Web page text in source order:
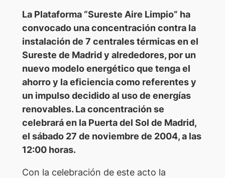
La Plataforma “Sureste Aire Limpio” ha
convocado una concentración contra la
instalación de 7 centrales térmicas en el
Sureste de Madrid y alrededores, por un
nuevo modelo energético que tenga el
ahorro y la eficiencia como referentes y
un impulso decidido al uso de energías
renovables. La concentración se
celebrará en la Puerta del Sol de Madrid,
el sábado 27 de noviembre de 2004, a las
12:00 horas.
Con la celebración de este acto la